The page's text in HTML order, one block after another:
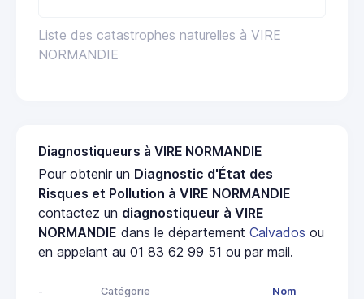
Liste des catastrophes naturelles à VIRE
NORMANDIE
Diagnostiqueurs à VIRE NORMANDIE
Pour obtenir un Diagnostic d'État des
Risques et Pollution à VIRE NORMANDIE
contactez un diagnostiqueur à VIRE
NORMANDIE dans le département Calvados ou
en appelant au 01 83 62 99 51 ou par mail.
- Catégorie Nom